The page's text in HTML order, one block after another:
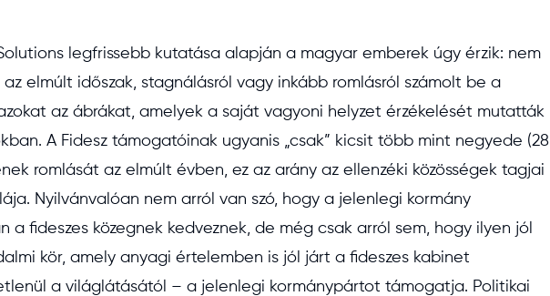
legfrissebb kutatása alapján a magyar emberek úgy érzik: nem
elmúlt időszak, stagnálásról vagy inkább romlásról számolt be a
az ábrákat, amelyek a saját vagyoni helyzet érzékelését mutatták
A Fidesz támogatóinak ugyanis „csak” kicsit több mint negyede (28
romlását az elmúlt évben, ez az arány az ellenzéki közösségek tagjai
Nyilvánvalóan nem arról van szó, hogy a jelenlegi kormány
a fideszes közegnek kedveznek, de még csak arról sem, hogy ilyen jól
kör, amely anyagi értelemben is jól járt a fideszes kabinet
a világlátásától – a jelenlegi kormánypártot támogatja. Politikai